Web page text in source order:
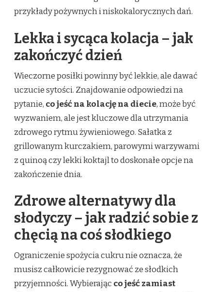
przykłady pożywnych i niskokalorycznych dań.
Lekka i sycąca kolacja – jak
zakończyć dzień
Wieczorne posiłki powinny być lekkie, ale dawać
uczucie sytości. Znajdowanie odpowiedzi na
pytanie, co jeść na kolację na diecie, może być
wyzwaniem, ale jest kluczowe dla utrzymania
zdrowego rytmu żywieniowego. Sałatka z
grillowanym kurczakiem, parowymi warzywami
z quinoą czy lekki koktajl to doskonałe opcje na
zakończenie dnia.
Zdrowe alternatywy dla
słodyczy – jak radzić sobie z
chęcią na coś słodkiego
Ograniczenie spożycia cukru nie oznacza, że
musisz całkowicie rezygnować ze słodkich
przyjemności. Wybierając co jeść zamiast